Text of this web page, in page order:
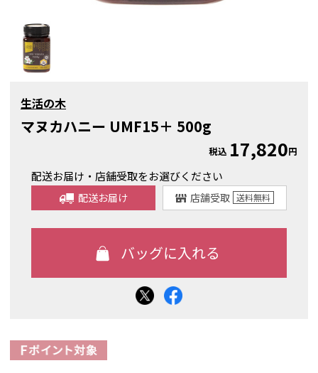
生活の木
マヌカハニー UMF15＋ 500g
税込 17,820円
配送お届け・店舗受取をお選びください
配送お届け 店舗受取 送料無料